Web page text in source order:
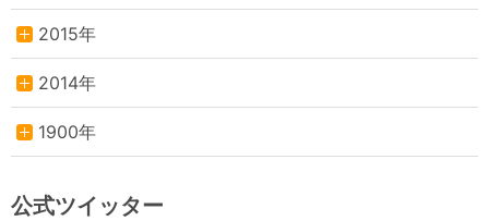
2015年
2014年
1900年
公式ツイッター